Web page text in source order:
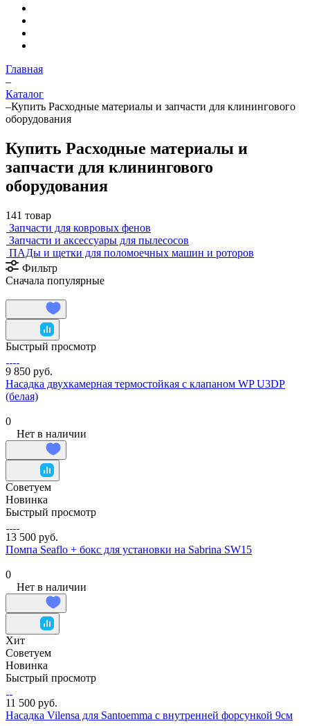
Главная
–
Каталог
–Купить Расходные материалы и запчасти для клинингового
оборудования
Купить Расходные материалы и
запчасти для клинингового
оборудования
141 товар
Запчасти для ковровых фенов
Запчасти и аксессуары для пылесосов
ПАДы и щетки для поломоечных машин и роторов
Фильтр
Сначала популярные
Быстрый просмотр
9 850 руб.
Насадка двухкамерная термостойкая с клапаном WP U3DP
(белая)
0
Нет в наличии
Советуем
Новинка
Быстрый просмотр
13 500 руб.
Помпа Seaflo + бокс для установки на Sabrina SW15
0
Нет в наличии
Хит
Советуем
Новинка
Быстрый просмотр
11 500 руб.
Насадка Vilensa для Santoemma с внутренней форсункой 9см